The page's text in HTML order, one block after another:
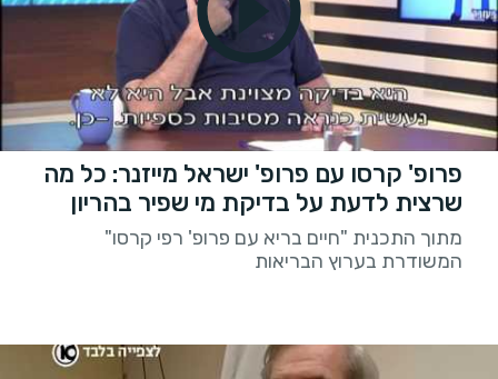
פרופ' קרסו עם פרופ' ישראל מייזנר: כל מה
שרצית לדעת על בדיקת מי שפיר בהריון
מתוך התכנית "חיים בריא עם פרופ' רפי קרסו"
המשודרת בערוץ הבריאות